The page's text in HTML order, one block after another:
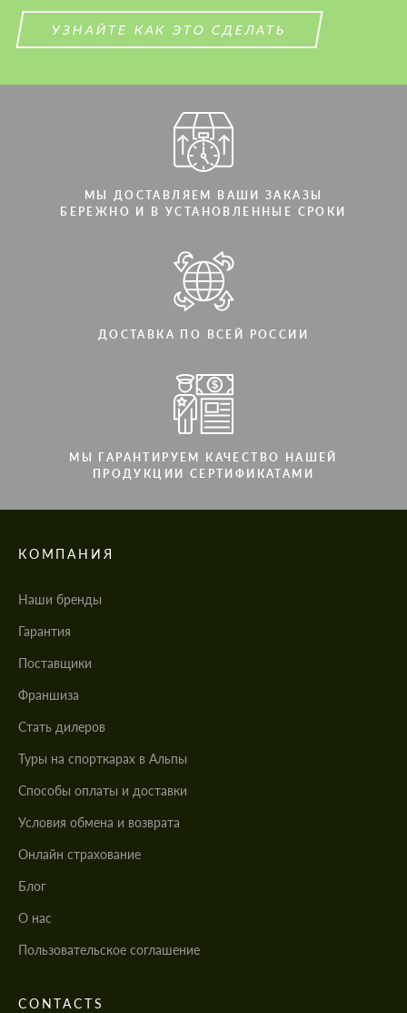
УЗНАЙТЕ КАК ЭТО СДЕЛАТЬ
МЫ ДОСТАВЛЯЕМ ВАШИ ЗАКАЗЫ
БЕРЕЖНО И В УСТАНОВЛЕННЫЕ СРОКИ
ДОСТАВКА ПО ВСЕЙ РОССИИ
МЫ ГАРАНТИРУЕМ КАЧЕСТВО НАШЕЙ
ПРОДУКЦИИ СЕРТИФИКАТАМИ
КОМПАНИЯ
Наши бренды
Гарантия
Поставщики
Франшиза
Стать дилеров
Туры на спорткарах в Альпы
Cпособы оплаты и доставки
Условия обмена и возврата
Онлайн страхование
Блог
О нас
Пользовательское соглашение
CONTACTS